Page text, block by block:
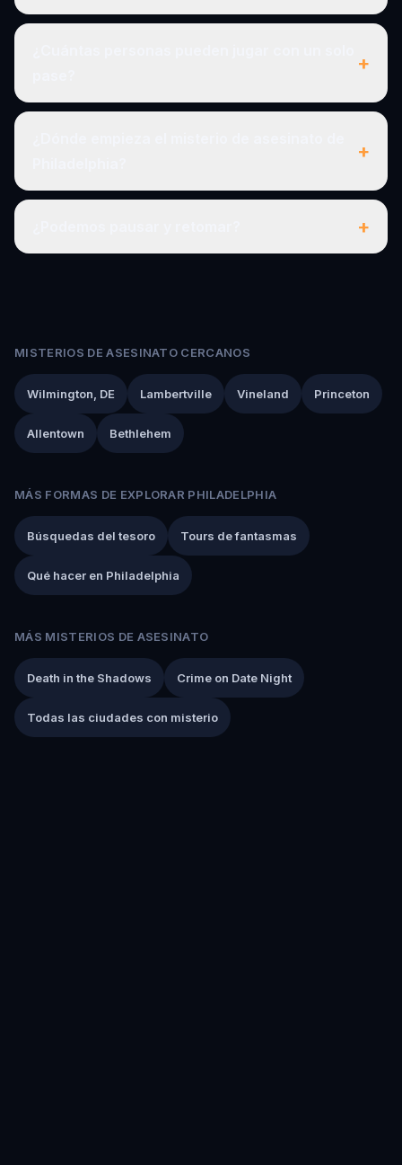
+
+
+
MISTERIOS DE ASESINATO CERCANOS
Wilmington, DE Lambertville Vineland Princeton
Allentown Bethlehem
MÁS FORMAS DE EXPLORAR PHILADELPHIA
Búsquedas del tesoro Tours de fantasmas
Qué hacer en Philadelphia
MÁS MISTERIOS DE ASESINATO
Death in the Shadows Crime on Date Night
Todas las ciudades con misterio